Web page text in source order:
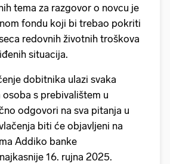
tema za razgovor o novcu je
fondu koji bi trebao pokriti
redovnih životnih troškova
situacija.
dobitnika ulazi svaka
s prebivalištem u
odgovori na sva pitanja u
biti će objavljeni na
Addiko banke
16. rujna 2025.